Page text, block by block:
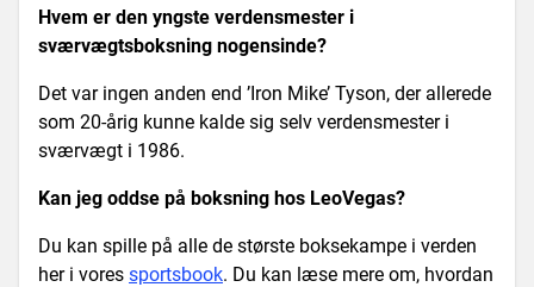
Hvem er den yngste verdensmester i
sværvægtsboksning nogensinde?
Det var ingen anden end ’Iron Mike’ Tyson, der allerede
som 20-årig kunne kalde sig selv verdensmester i
sværvægt i 1986.
Kan jeg oddse på boksning hos LeoVegas?
Du kan spille på alle de største boksekampe i verden
her i vores sportsbook. Du kan læse mere om, hvordan